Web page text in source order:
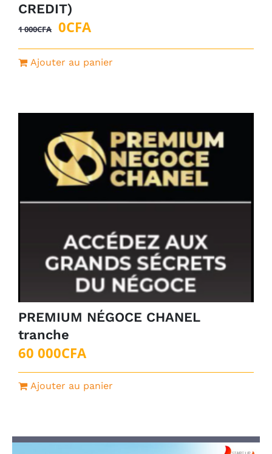
CREDIT)
1 000CFA
Le
prix
initial
000CFA.
0CFALe
prix
actuel
Ajouter au panier
PREMIUM NÉGOCE CHANEL
tranche
60 000CFA
Ajouter au panier